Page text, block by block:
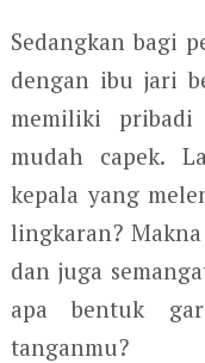
Sedangkan bagi
dengan ibu jari
memiliki
mudah capek.
kepala yang
lingkaran?
dan juga
apa bentuk
tanganmu?